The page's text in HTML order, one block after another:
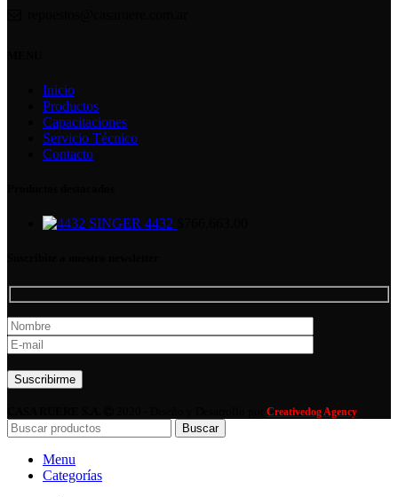
Inicio
Productos
Capacitaciones
Servicio Técnico
Contacto
SINGER 4432
Creativedog Agency
Buscar
Menu
Categorías